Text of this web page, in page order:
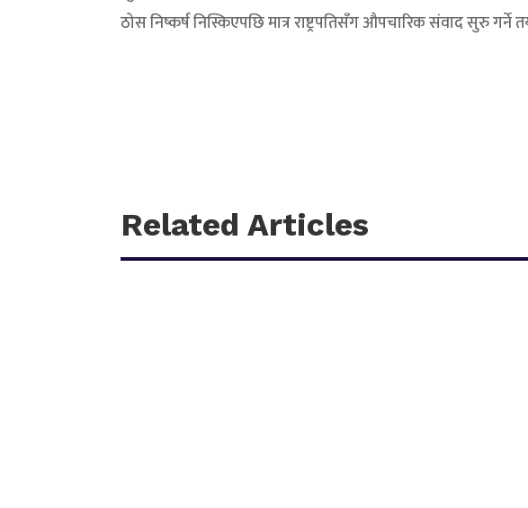
ठोस निष्कर्ष निस्किएपछि मात्र राष्ट्रपतिसँग औपचारिक संवाद सुरु गर्ने
Related Articles